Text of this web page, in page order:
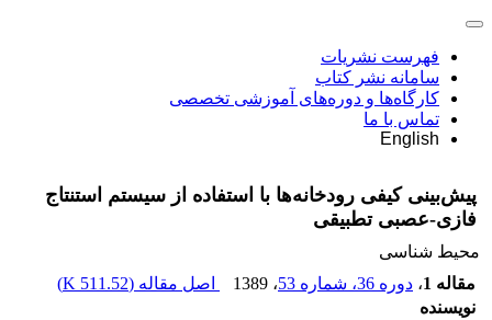
فهرست نشریات
سامانه نشر کتاب
کارگاه‌ها و دوره‌های آموزشی تخصصی
تماس با ما
English
پیش‌بینی کیفی رودخانه‌ها با استفاده از سیستم استنتاج
فازی-عصبی تطبیقی
محیط شناسی
مقاله 1
، دوره 36، شماره 53 ، 1389 اصل مقاله (511.52 K
)
نویسنده